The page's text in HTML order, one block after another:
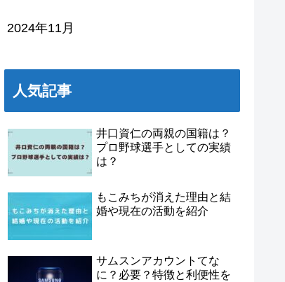
2024年11月
人気記事
井口資仁の両親の国籍は？
プロ野球選手としての実績
は？
もこみちが消えた理由と結
婚や現在の活動を紹介
サムスンアカウントてな
に？必要？特徴と利便性を